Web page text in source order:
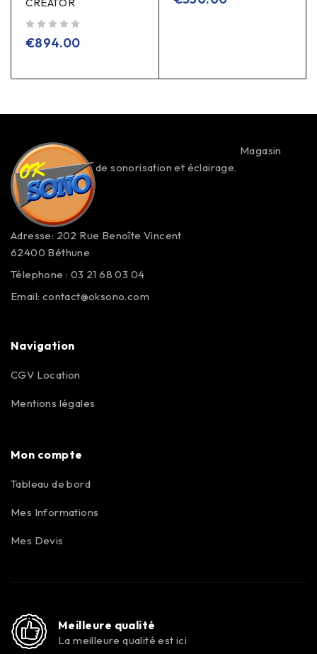
€894.00
Magasin
de sonorisation et éclairage.
Adresse: 202 Rue Benoîte Vincent
62400 Béthune
Télephone : 03 21 68 03 04
Email: contact@oksono.com
Navigation
CGV Location
Mentions légales
Mon compte
Tableau de bord
Mes Informations
Mes Devis
Meilleure qualité
La meilleure qualité est ici